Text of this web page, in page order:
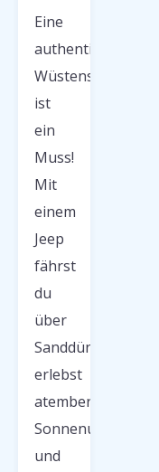
Eine
authentische
Wüstensafari
ist
ein
Muss!
Mit
einem
Jeep
fährst
du
über
Sanddünen,
erlebst
atemberaubende
Sonnenuntergänge
und